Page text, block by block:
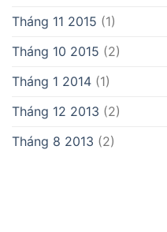
Tháng 11 2015 (1)
Tháng 10 2015 (2)
Tháng 1 2014 (1)
Tháng 12 2013 (2)
Tháng 8 2013 (2)